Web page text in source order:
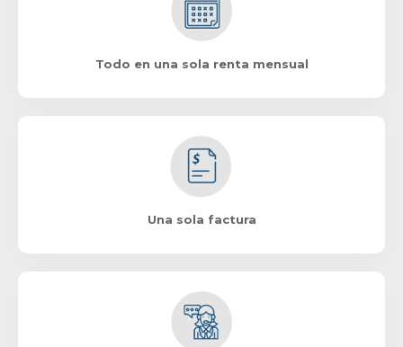
Todo en una sola renta mensual
Una sola factura